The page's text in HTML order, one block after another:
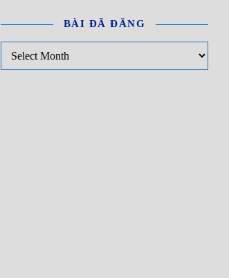
BÀI ĐÃ ĐĂNG